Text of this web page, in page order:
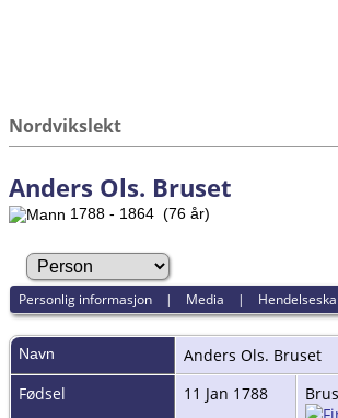
Nordvikslekt
Anders Ols. Bruset
1788 - 1864 (76 år)
Personlig informasjon | Media |
Navn Anders Ols. Bruset
Fødsel
11 Jan 1788